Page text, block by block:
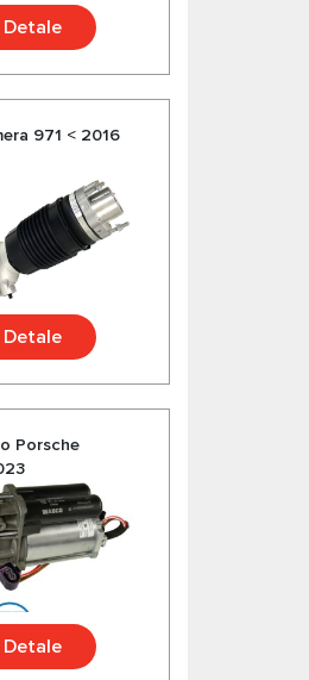
Detale
971 < 2016
Detale
Porsche
Detale